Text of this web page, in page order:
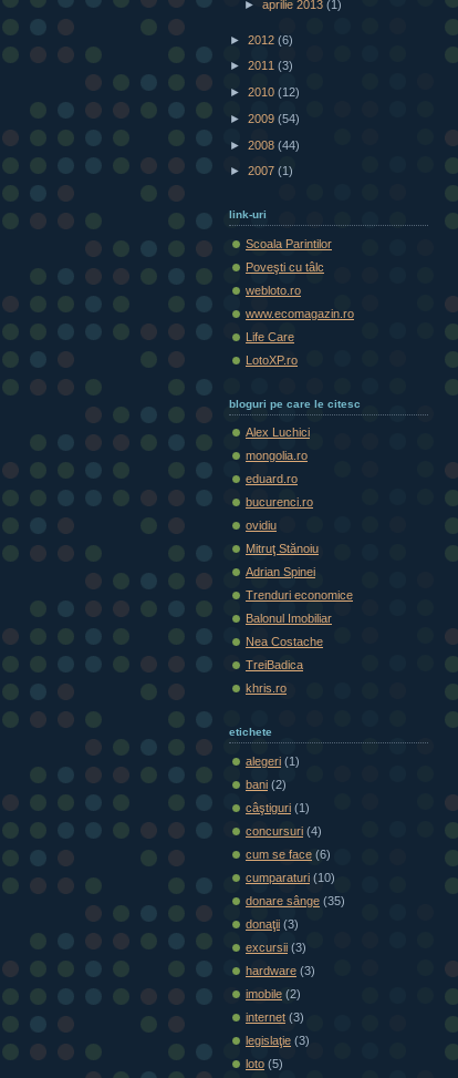
►aprilie 2013(1)
► 2012 (6)
► 2011 (3)
► 2010 (12)
► 2009 (54)
► 2008 (44)
► 2007 (1)
link-uri
Scoala Parintilor
Poveşti cu tâlc
webloto.ro
www.ecomagazin.ro
Life Care
LotoXP.ro
bloguri pe care le citesc
Alex Luchici
mongolia.ro
eduard.ro
bucurenci.ro
ovidiu
Mitruţ Stănoiu
Adrian Spinei
Trenduri economice
Balonul Imobiliar
Nea Costache
TreiBadica
khris.ro
etichete
alegeri (1)
bani (2)
câştiguri (1)
concursuri (4)
cum se face (6)
cumparaturi (10)
donare sânge (35)
donaţii (3)
excursii (3)
hardware (3)
imobile (2)
internet (3)
legislaţie (3)
loto (5)